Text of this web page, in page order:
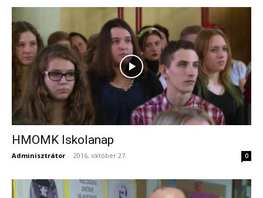
HMOMK Iskolanap
Adminisztrátor - 2016, október 27. 0